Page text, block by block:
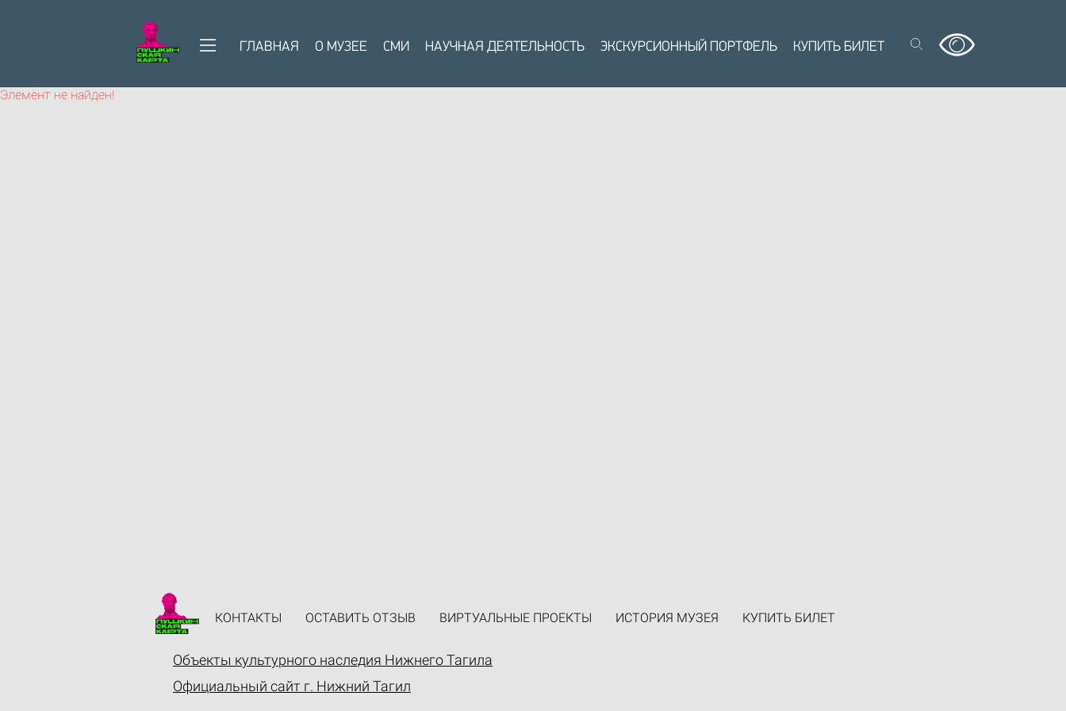
ГЛАВНАЯ О МУЗЕЕ СМИ НАУЧНАЯ ДЕЯТЕЛЬНОСТЬ ЭКСКУРСИОННЫЙ ПОРТФЕЛЬ КУПИТЬ БИЛЕТ
Элемент не найден!
Объекты культурного наследия Нижнего Тагила
Официальный сайт г. Нижний Тагил
КОНТАКТЫ ОСТАВИТЬ ОТЗЫВ ВИРТУАЛЬНЫЕ ПРОЕКТЫ ИСТОРИЯ МУЗЕЯ КУПИТЬ БИЛЕТ